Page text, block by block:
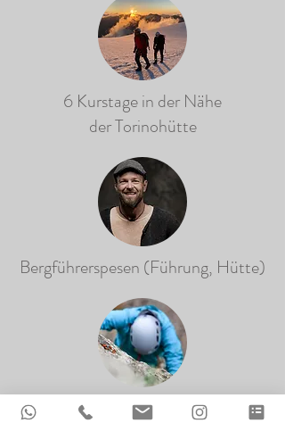
6 Kurstage in der Nähe
der Torinohütte
Bergführerspesen (Führung, Hütte)
Bei Bedarf Leihausrüstung